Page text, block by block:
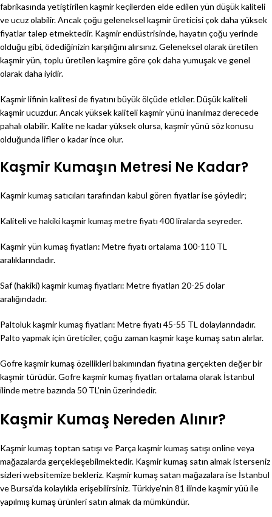
fabrikasında yetiştirilen kaşmir keçilerden elde edilen yün düşük kaliteli
ve ucuz olabilir. Ancak çoğu geleneksel kaşmir üreticisi çok daha yüksek
fiyatlar talep etmektedir. Kaşmir endüstrisinde, hayatın çoğu yerinde
olduğu gibi, ödediğinizin karşılığını alırsınız. Geleneksel olarak üretilen
kaşmir yün, toplu üretilen kaşmire göre çok daha yumuşak ve genel
olarak daha iyidir.
Kaşmir lifinin kalitesi de fiyatını büyük ölçüde etkiler. Düşük kaliteli
kaşmir ucuzdur. Ancak yüksek kaliteli kaşmir yünü inanılmaz derecede
pahalı olabilir. Kalite ne kadar yüksek olursa, kaşmir yünü söz konusu
olduğunda lifler o kadar ince olur.
Kaşmir Kumaşın Metresi Ne Kadar?
Kaşmir kumaş satıcıları tarafından kabul gören fiyatlar ise şöyledir;
Kaliteli ve hakiki kaşmir kumaş metre fiyatı 400 liralarda seyreder.
Kaşmir yün kumaş fiyatları: Metre fiyatı ortalama 100-110 TL
aralıklarındadır.
Saf (hakiki) kaşmir kumaş fiyatları: Metre fiyatları 20-25 dolar
aralığındadır.
Paltoluk kaşmir kumaş fiyatları: Metre fiyatı 45-55 TL dolaylarındadır.
Palto yapmak için üreticiler, çoğu zaman kaşmir kaşe kumaş satın alırlar.
Gofre kaşmir kumaş özellikleri bakımından fiyatına gerçekten değer bir
kaşmir türüdür. Gofre kaşmir kumaş fiyatları ortalama olarak İstanbul
ilinde metre bazında 50 TL’nin üzerindedir.
Kaşmir Kumaş Nereden Alınır?
Kaşmir kumaş toptan satışı ve Parça kaşmir kumaş satışı online veya
mağazalarda gerçekleşebilmektedir. Kaşmir kumaş satın almak isterseniz
sizleri websitemize bekleriz. Kaşmir kumaş satan mağazalara ise İstanbul
ve Bursa’da kolaylıkla erişebilirsiniz. Türkiye’nin 81 ilinde kaşmir yüü ile
yapılmış kumaş ürünleri satın almak da mümkündür.